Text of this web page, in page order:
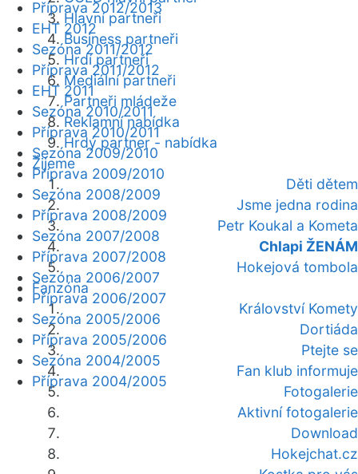
Hlavní partneři
Business partneři
Hrdí partneři
Mediální partneři
Partneři mládeže
Reklamní nabídka
Hrdý partner - nabídka
Žijeme
Děti dětem
Jsme jedna rodina
Petr Koukal a Kometa
Chlapi ŽENÁM
Hokejová tombola
Fanzóna
Království Komety
Dortiáda
Ptejte se
Fan klub informuje
Fotogalerie
Aktivní fotogalerie
Download
Hokejchat.cz
Příprava 2012/2013
EHT 2012
Sezóna 2011/2012
Příprava 2011/2012
EHT 2011
Sezóna 2010/2011
Příprava 2010/2011
Sezóna 2009/2010
Příprava 2009/2010
Sezóna 2008/2009
Příprava 2008/2009
Sezóna 2007/2008
Příprava 2007/2008
Sezóna 2006/2007
Příprava 2006/2007
Sezóna 2005/2006
Příprava 2005/2006
Sezóna 2004/2005
Příprava 2004/2005